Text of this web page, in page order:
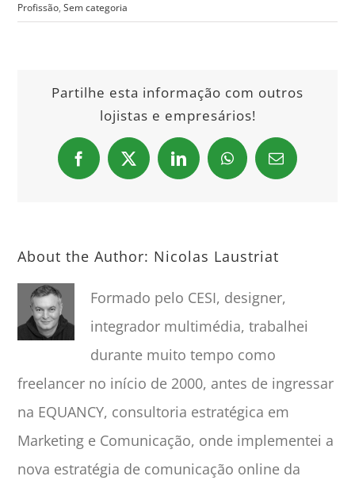
Profissão,Sem categoria
Partilhe esta informação com outros
lojistas e empresários!
Facebook
X LinkedInWhatsAppEmail
About the Author: Nicolas Laustriat
Formado pelo CESI, designer,
integrador multimédia, trabalhei
durante muito tempo como
freelancer no início de 2000, antes de ingressar
na EQUANCY, consultoria estratégica em
Marketing e Comunicação, onde implementei a
nova estratégia de comunicação online da